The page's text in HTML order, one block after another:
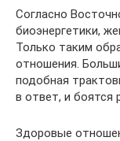
Согласно
биоэнергетики,
Только таким
отношения.
подобная
в ответ, и боятся
Здоровые